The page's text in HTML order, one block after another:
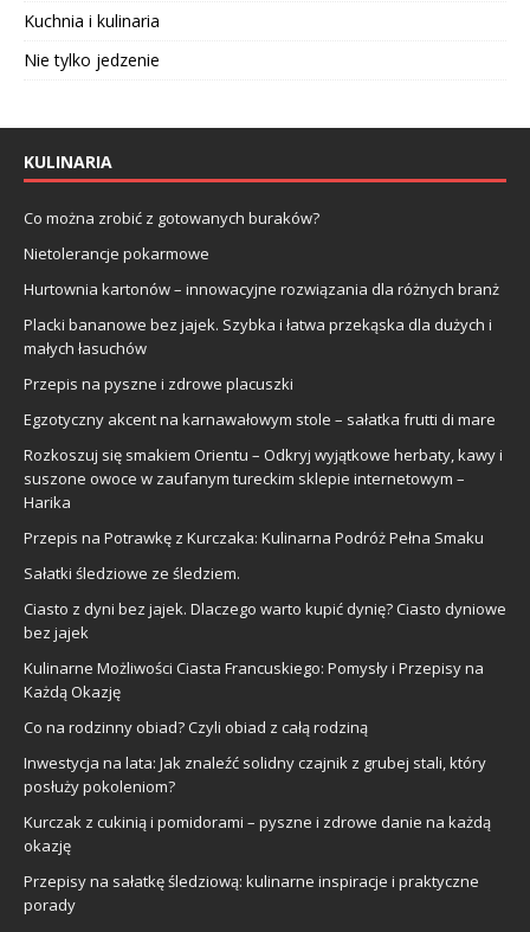
Kuchnia i kulinaria
Nie tylko jedzenie
KULINARIA
Co można zrobić z gotowanych buraków?
Nietolerancje pokarmowe
Hurtownia kartonów – innowacyjne rozwiązania dla różnych branż
Placki bananowe bez jajek. Szybka i łatwa przekąska dla dużych i
małych łasuchów
Przepis na pyszne i zdrowe placuszki
Egzotyczny akcent na karnawałowym stole – sałatka frutti di mare
Rozkoszuj się smakiem Orientu – Odkryj wyjątkowe herbaty, kawy i
suszone owoce w zaufanym tureckim sklepie internetowym –
Harika
Przepis na Potrawkę z Kurczaka: Kulinarna Podróż Pełna Smaku
Sałatki śledziowe ze śledziem.
Ciasto z dyni bez jajek. Dlaczego warto kupić dynię? Ciasto dyniowe
bez jajek
Kulinarne Możliwości Ciasta Francuskiego: Pomysły i Przepisy na
Każdą Okazję
Co na rodzinny obiad? Czyli obiad z całą rodziną
Inwestycja na lata: Jak znaleźć solidny czajnik z grubej stali, który
posłuży pokoleniom?
Kurczak z cukinią i pomidorami – pyszne i zdrowe danie na każdą
okazję
Przepisy na sałatkę śledziową: kulinarne inspiracje i praktyczne
porady